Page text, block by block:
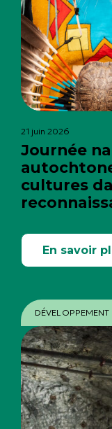
21 juin 2026
Journée
cultures
En savoir
DÉVELOPPEMENT